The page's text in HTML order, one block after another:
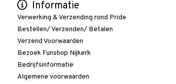
Informatie
Verwerking & Verzending rond Pride
Bestellen/ Verzenden/ Betalen
Verzend Voorwaarden
Bezoek Funshop Nijkerk
Bedrijfsinformatie
Algemene voorwaarden